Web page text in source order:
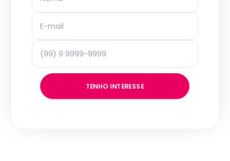
TENHO INTERESSE